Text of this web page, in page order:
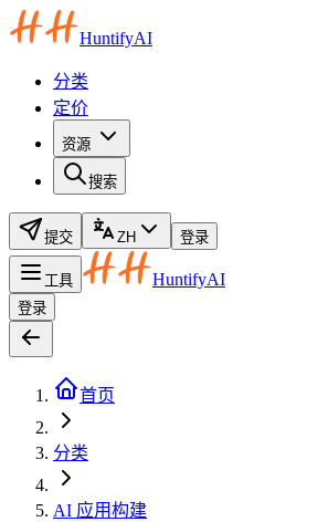
HuntifyAI
分类
定价
资源
搜索
提交 ZH 登录
工具 HuntifyAI
登录
首页
分类
AI 应用构建